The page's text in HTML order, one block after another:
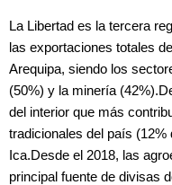
La Libertad es la tercera
las exportaciones totales
Arequipa, siendo los
(50%) y la minería
del interior que más
tradicionales del país (12%
Ica.Desde el 2018, las
principal fuente de divisas